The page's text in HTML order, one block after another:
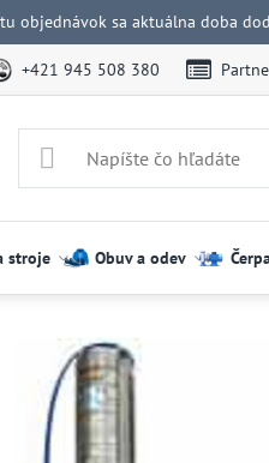
objednávok sa aktuálna doba
+421 945 508 380
stroje Obuv a odev